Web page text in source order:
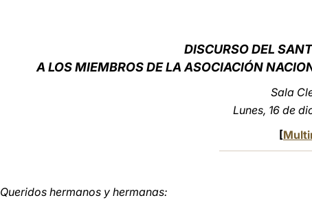
DISCURSO DEL
A LOS MIEMBROS DE LA ASOCIACIÓN
Sala
Lunes, 16 de
[
Queridos hermanos y hermanas: